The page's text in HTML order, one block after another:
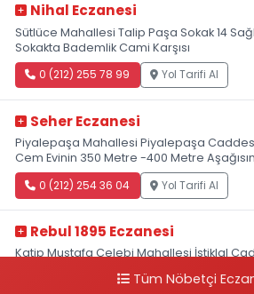
Nihal Eczanesi
Sütlüce Mahallesi Talip Paşa Sokak 14
Sokakta Bademlik Cami Karşısı
0 (212) 255 78 99 Yol Tarifi Al
Seher Eczanesi
Piyalepaşa Mahallesi Piyalepaşa Caddesi
Cem Evinin 350 Metre -400 Metre
0 (212) 254 36 04 Yol Tarifi Al
Rebul 1895 Eczanesi
Katip Mustafa Çelebi Mahallesi İstiklal
Tüm Nöbetçi